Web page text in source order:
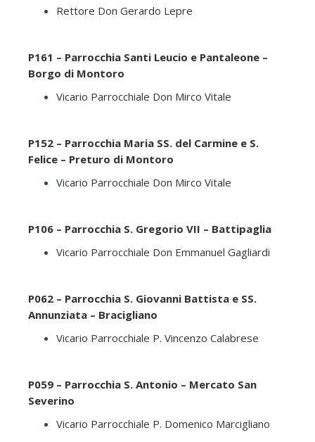
Rettore Don Gerardo Lepre
P161 – Parrocchia Santi Leucio e Pantaleone –
Borgo di Montoro
Vicario Parrocchiale Don Mirco Vitale
P152 – Parrocchia Maria SS. del Carmine e S.
Felice – Preturo di Montoro
Vicario Parrocchiale Don Mirco Vitale
P106 – Parrocchia S. Gregorio VII – Battipaglia
Vicario Parrocchiale Don Emmanuel Gagliardi
P062 – Parrocchia S. Giovanni Battista e SS.
Annunziata – Bracigliano
Vicario Parrocchiale P. Vincenzo Calabrese
P059 – Parrocchia S. Antonio – Mercato San
Severino
Vicario Parrocchiale P. Domenico Marcigliano